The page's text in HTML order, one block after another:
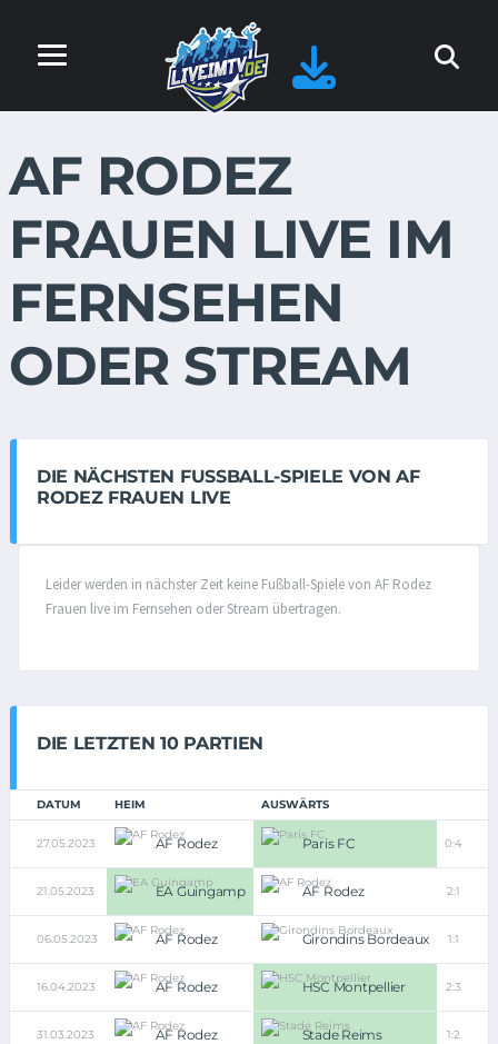
AF RODEZ
FRAUEN LIVE IM
FERNSEHEN
ODER STREAM
DIE NÄCHSTEN FUSSBALL-SPIELE VON AF R
ODEZ FRAUEN LIVE
Leider werden in nächster Zeit keine Fußball-Spiele von AF Rodez
Frauen live im Fernsehen oder Stream übertragen.
DIE LETZTEN 10 PARTIEN
DATUM HEIM AUSWÄRTS
27.05.2023 AF Rodez Paris FC 0:4
21.05.2023 EA Guingamp AF Rodez 2:1
06.05.2023 AF Rodez Girondins Bordeaux 1:1
16.04.2023 AF Rodez HSC Montpellier 2:3
31.03.2023 AF Rodez Stade Reims 1:2